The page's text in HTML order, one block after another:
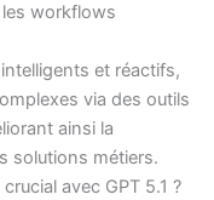
les workflows
et réactifs,
via des outils
ainsi la
solutions métiers.
avec GPT 5.1 ?